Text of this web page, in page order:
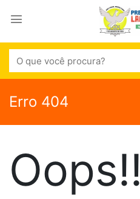
Erro 404
Oops!!